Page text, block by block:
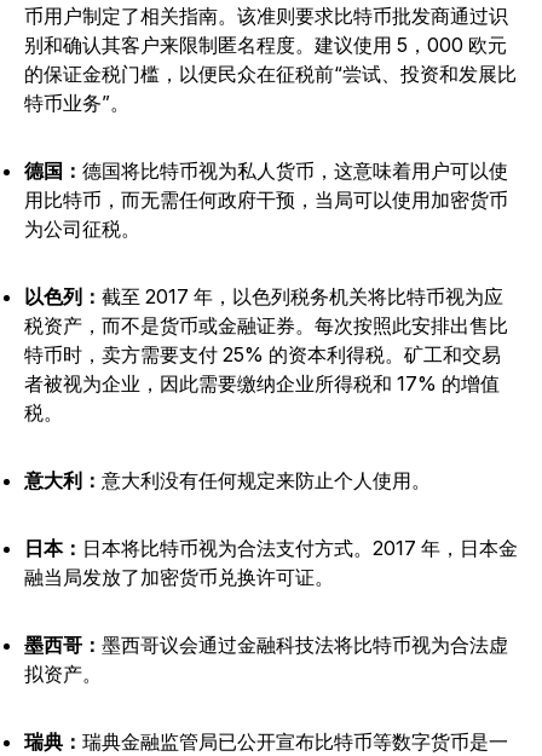
币用户制定了相关指南。该准则要求比特币批发商通过识
别和确认其客户来限制匿名程度。建议使用 5，000 欧元
的保证金税门槛，以便民众在征税前“尝试、投资和发展比
特币业务”。
德国： 德国将比特币视为私人货币，这意味着用户可以使
用比特币，而无需任何政府干预，当局可以使用加密货币
为公司征税。
以色列： 截至 2017 年，以色列税务机关将比特币视为应
税资产，而不是货币或金融证券。每次按照此安排出售比
特币时，卖方需要支付 25% 的资本利得税。矿工和交易
者被视为企业，因此需要缴纳企业所得税和 17% 的增值
税。
意大利： 意大利没有任何规定来防止个人使用。
日本： 日本将比特币视为合法支付方式。2017 年，日本金
融当局发放了加密货币兑换许可证。
墨西哥： 墨西哥议会通过金融科技法将比特币视为合法虚
拟资产。
瑞典： 瑞典金融监管局已公开宣布比特币等数字货币是一